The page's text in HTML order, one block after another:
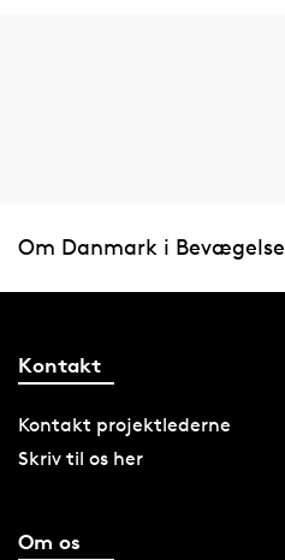
Om Danmark i Bevægelse
Kontakt
Kontakt projektlederne
Skriv til os her
Om os